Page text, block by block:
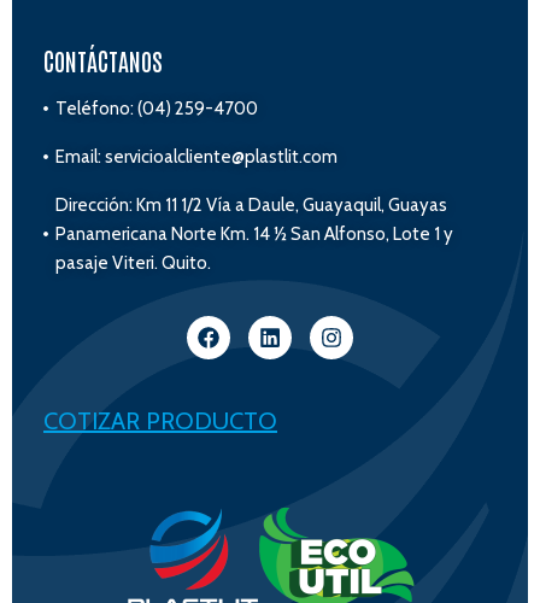
CONTÁCTANOS
Teléfono: (04) 259-4700
Email: servicioalcliente@plastlit.com
Dirección: Km 11 1/2 Vía a Daule, Guayaquil, Guayas
Panamericana Norte Km. 14 ½ San Alfonso, Lote 1 y
pasaje Viteri. Quito.
COTIZAR PRODUCTO